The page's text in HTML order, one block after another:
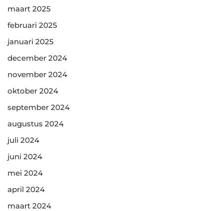
maart 2025
februari 2025
januari 2025
december 2024
november 2024
oktober 2024
september 2024
augustus 2024
juli 2024
juni 2024
mei 2024
april 2024
maart 2024